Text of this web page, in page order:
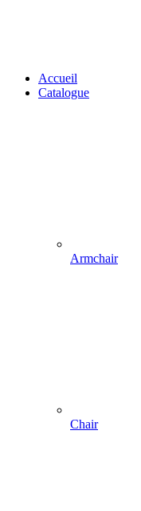
Accueil
Catalogue
Armchair
Chair